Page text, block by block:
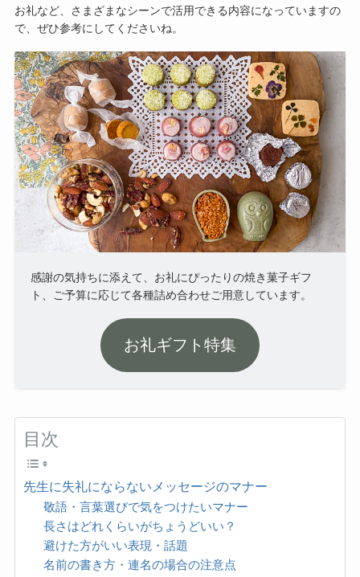
お礼など、さまざまなシーンで活用できる内容になっていますの
で、ぜひ参考にしてくださいね。
感謝の気持ちに添えて、お礼にぴったりの焼き菓子ギフ
ト、ご予算に応じて各種詰め合わせご用意しています。
お礼ギフト特集
目次
先生に失礼にならないメッセージのマナー
敬語・言葉選びで気をつけたいマナー
長さはどれくらいがちょうどいい？
避けた方がいい表現・話題
名前の書き方・連名の場合の注意点